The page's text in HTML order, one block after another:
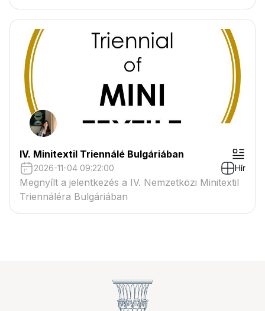
IV. Minitextil Triennálé Bulgáriában
2026-11-04 09:22:00 Hír
Megnyílt a jelentkezés a IV. Nemzetközi Minitextil
Triennáléra Bulgáriában